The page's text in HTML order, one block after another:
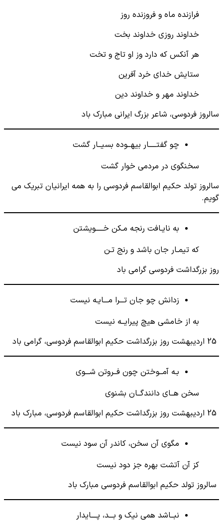
فرازنده ماه و فروزنده روز
خداوند روزی خداوند بخت
هر آنکس که دارد وز او تاج و تخت
ستایش خدای خرد آفرین
خداوند مهر و خداوند دین
سالروز فردوسی، شاعر بزرگ ایرانی مبارک باد
چو گفتـــــار بیهــوده بسیــار گشت
سخنگوی در مردمی خوار گشت
سالروز تولد حکیم ابوالقاسم فردوسی را به همه ایرانیان تبریک می
گویم.
به نایـافت رنجه مـکن خـــــویشتن
که تیمـار جان باشد و رنج تـن
روز بزرگداشت فردوسی گرامی باد
زدانش چو جان تـــرا مـــایـه نیست
به از خامشی هیچ پیرایــه نیست
بـه آمــوختن چون فــروتن شـــوی
سخن هــای دانندگــان بشنوی
مگوی آن سخن، کاندر آن سود نیست
کز آن آتشت بهره جز دود نیست
سالروز تولد حکیم ابوالقاسم فردوسی مبارک باد
نبــاشد همی نیک و بـــد، پــــایدار